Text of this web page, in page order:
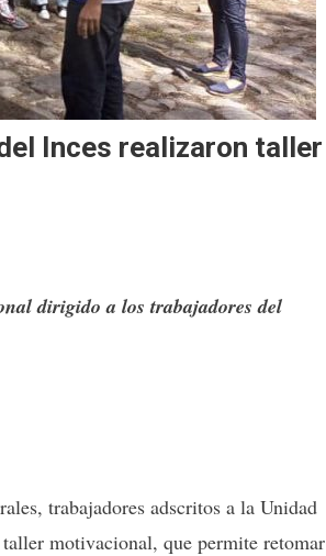
Inces realizaron taller
dirigido a los trabajadores del
trabajadores adscritos a la Unidad
motivacional, que permite retomar